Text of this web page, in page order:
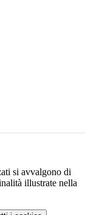
si avvalgono di
illustrate nella